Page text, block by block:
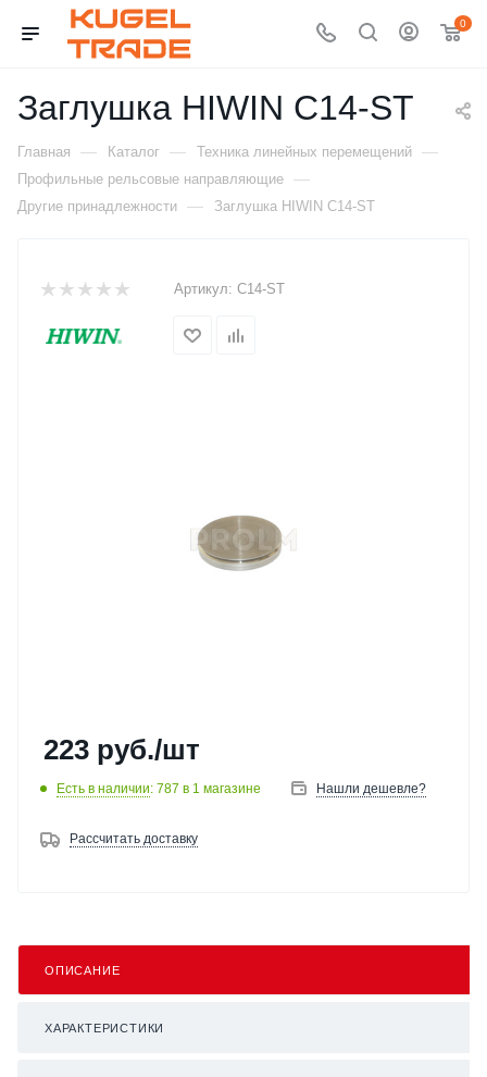
0
Заглушка HIWIN C14-ST
Главная — Каталог — Техника линейных перемещений —
Профильные рельсовые направляющие —
Другие принадлежности — Заглушка HIWIN C14-ST
Артикул: C14-ST
223 руб./шт
Есть в наличии: 787 в 1 магазине Нашли дешевле?
Рассчитать доставку
ОПИСАНИЕ
ХАРАКТЕРИСТИКИ